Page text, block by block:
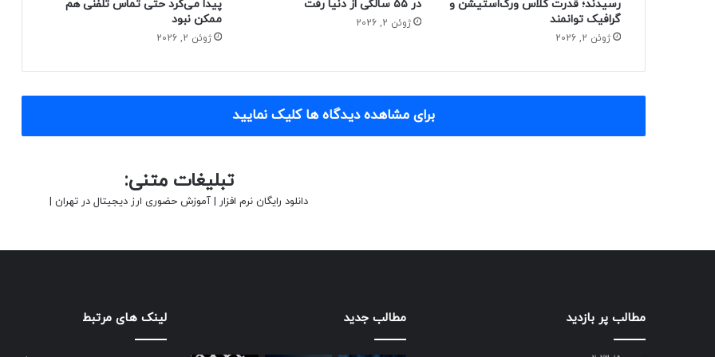
رسیدند؛ قدرت کلاس ورک‌استیشن و
گرافیک توانمند
ژوئن 2, 2026
در ۵۵ سالگی از دنیا رفت
ژوئن 2, 2026
پیدا می‌کرد حتی تماس تلفنی هم
ممکن نبود
ژوئن 2, 2026
برای مشاهده دیدگاه ها کلیک نمایید
تبلیغات متنی:
دانلود رایگان نرم افزار آموزش حضوری ارز دیجیتال در تهران
مطالب پر بازدید مطالب جدید لینک های مرتبط